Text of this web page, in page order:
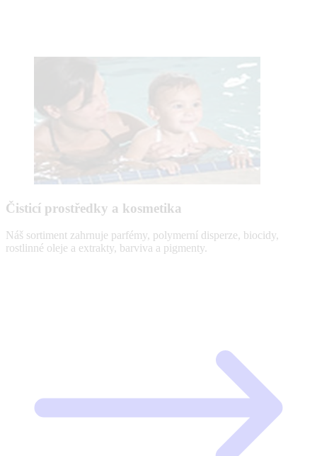
Čisticí prostředky a kosmetika
Náš sortiment zahrnuje parfémy, polymerní disperze, biocidy,
rostlinné oleje a extrakty, barviva a pigmenty.